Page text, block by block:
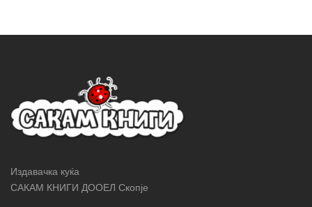
Издавачка куќа
САКАМ КНИГИ ДООЕЛ Скопје